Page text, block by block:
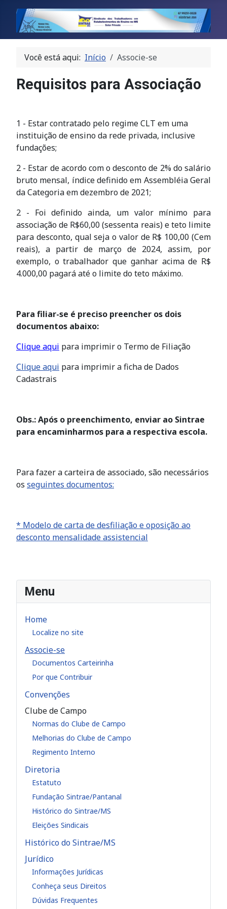
Menu
Home
Localize no site
Associe-se
Documentos Carteirinha
Por que Contribuir
Convenções
Clube de Campo
Normas do Clube de Campo
Melhorias do Clube de Campo
Regimento Interno
Diretoria
Estatuto
Fundação Sintrae/Pantanal
Histórico do Sintrae/MS
Eleições Sindicais
Histórico do Sintrae/MS
Jurídico
Informações Jurídicas
Conheça seus Direitos
Dúvidas Frequentes
Você está aqui: Início Associe-se
Requisitos para Associação
1 - Estar contratado pelo regime CLT em uma
instituição de ensino da rede privada, inclusive
fundações;
2 - Estar de acordo com o desconto de 2% do salário
bruto mensal, índice definido em Assembléia Geral
da Categoria em dezembro de 2021;
2 - Foi definido ainda, um valor mínimo para
associação de R$60,00 (sessenta reais) e teto limite
para desconto, qual seja o valor de R$ 100,00 (Cem
reais), a partir de março de 2024, assim, por
exemplo, o trabalhador que ganhar acima de R$
4.000,00 pagará até o limite do teto máximo.
Para filiar-se é preciso preencher os dois
documentos abaixo:
Clique aqui para imprimir o Termo de Filiação
Clique aqui para imprimir a ficha de Dados
Cadastrais
Obs.: Após o preenchimento, enviar ao Sintrae
para encaminharmos para a respectiva escola.
Para fazer a carteira de associado, são necessários
os seguintes documentos:
* Modelo de carta de desfiliação e oposição ao
desconto mensalidade assistencial